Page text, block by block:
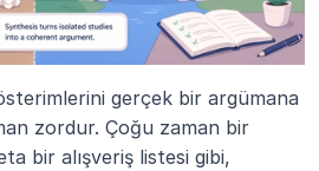
gerçek bir argümana
zordur. Çoğu zaman bir
bir alışveriş listesi gibi,